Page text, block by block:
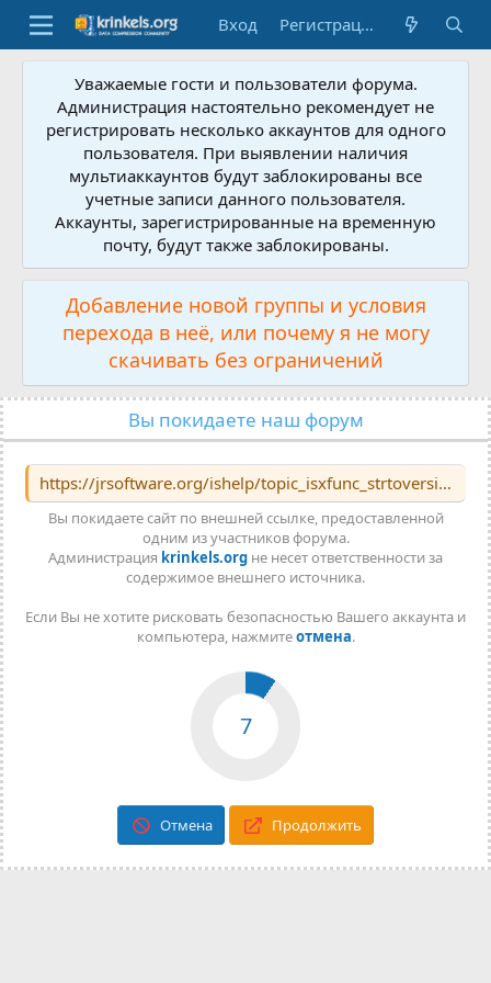
Вход Регистрация
Уважаемые гости и пользователи форума.
Администрация настоятельно рекомендует не
регистрировать несколько аккаунтов для одного
пользователя. При выявлении наличия
мультиаккаунтов будут заблокированы все
учетные записи данного пользователя.
Аккаунты, зарегистрированные на временную
почту, будут также заблокированы.
Добавление новой группы и условия
перехода в неё, или почему я не могу
скачивать без ограничений
Вы покидаете наш форум
https://jrsoftware.org/ishelp/topic_isxfunc_strtoversion.htm
Вы покидаете сайт по внешней ссылке, предоставленной
одним из участников форума.
Администрация krinkels.org не несет ответственности за
содержимое внешнего источника.
Если Вы не хотите рисковать безопасностью Вашего аккаунта и
компьютера, нажмитеотмена.
7
Отмена Продолжить